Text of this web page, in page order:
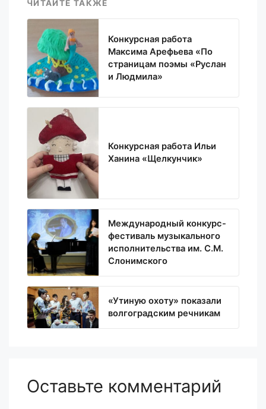
ЧИТАЙТЕ ТАКЖЕ
Конкурсная работа
Максима Арефьева «По
страницам поэмы «Руслан
и Людмила»
Конкурсная работа Ильи
Ханина «Щелкунчик»
Международный конкурс-
фестиваль музыкального
исполнительства им. С.М.
Слонимского
«Утиную охоту» показали
волгоградским речникам
Оставьте комментарий